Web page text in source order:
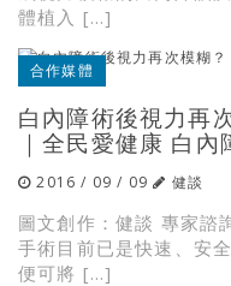
體植入 […]
合作媒體
白內障術後視力再
｜全民愛健康 白內
2016 / 09 / 09 健談
圖文創作：健談 專家諮
手術目前已是快速、安
便可將 […]